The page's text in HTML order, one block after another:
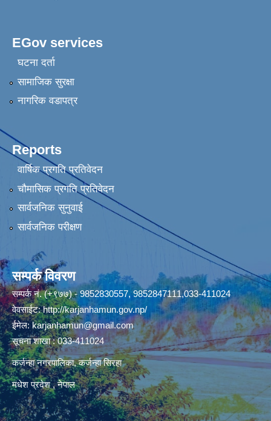
EGov services
घटना दर्ता
सामाजिक सुरक्षा
नागरिक वडापत्र
Reports
वार्षिक प्रगति प्रतिवेदन
चौमासिक प्रगति प्रतिवेदन
सार्वजनिक सुनुवाई
सार्वजनिक परीक्षण
सम्पर्क विवरण
सम्पर्क नं. (+९७७) - 9852830557, 9852847111,033-411024
वेवसाईट:http://karjanhamun.gov.np/
ईमेल:karjanhamun@gmail.com
सूचना शाखा : 033-411024
कर्जन्हा नगरपालिका, कर्जन्हा सिरहा
मधेश प्रदेश , नेपाल